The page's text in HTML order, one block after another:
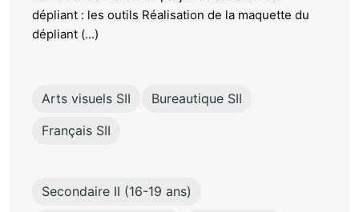
dépliant : les outils Réalisation de la maquette du
dépliant (...)
Arts visuels SII
Bureautique SII
Français SII
Secondaire II (16-19 ans)